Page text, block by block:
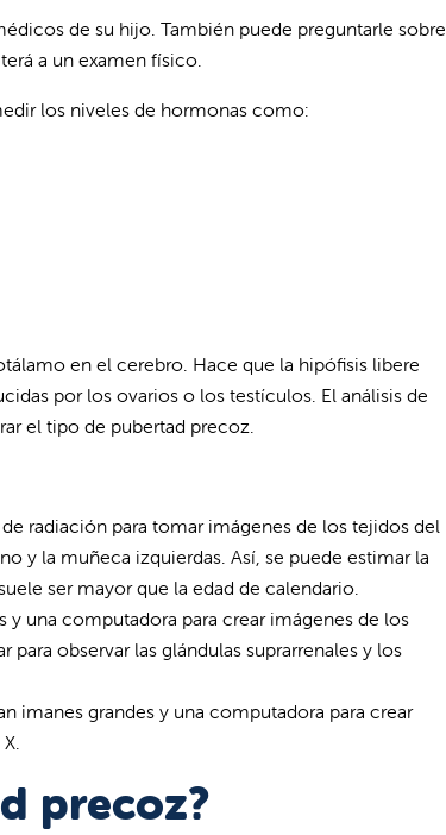
de su hijo. También puede preguntarle sobre
a un examen físico.
los niveles de hormonas como:
en el cerebro. Hace que la hipófisis libere
por los ovarios o los testículos. El análisis de
el tipo de pubertad precoz.
radiación para tomar imágenes de los tejidos del
y la muñeca izquierdas. Así, se puede estimar la
ser mayor que la edad de calendario.
y una computadora para crear imágenes de los
observar las glándulas suprarrenales y los
imanes grandes y una computadora para crear
precoz?